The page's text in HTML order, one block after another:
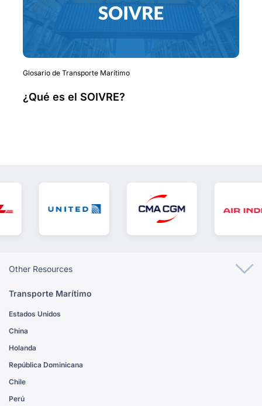
Glosario de Transporte Marítimo
¿Qué es el SOIVRE?
Other Resources
Transporte Marítimo
Estados Unidos
China
Holanda
República Dominicana
Chile
Perú